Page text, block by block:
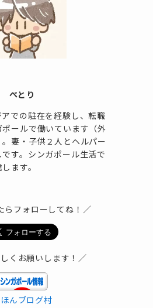
ぺとり
での駐在を経験し、転職
ールで働いています（外
妻・子供２人とヘルパー
す。シンガポール生活で
ます。
らフォローしてね！／
くお願いします！／
んブログ村